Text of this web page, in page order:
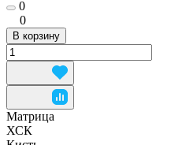
0
0
В корзину
Матрица
ХСК